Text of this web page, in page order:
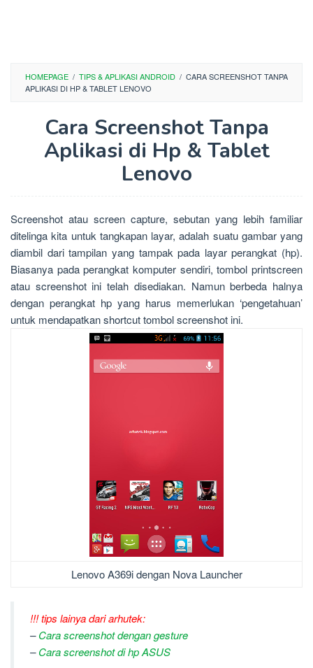
HOMEPAGE / TIPS & APLIKASI ANDROID / CARA SCREENSHOT TANPA
APLIKASI DI HP & TABLET LENOVO
Cara Screenshot Tanpa
Aplikasi di Hp & Tablet
Lenovo
Screenshot atau screen capture, sebutan yang lebih familiar
ditelinga kita untuk tangkapan layar, adalah suatu gambar yang
diambil dari tampilan yang tampak pada layar perangkat (hp).
Biasanya pada perangkat komputer sendiri, tombol printscreen
atau screenshot ini telah disediakan. Namun berbeda halnya
dengan perangkat hp yang harus memerlukan ‘pengetahuan’
untuk mendapatkan shortcut tombol screenshot ini.
Lenovo A369i dengan Nova Launcher
!!! tips lainya dari arhutek:
–Cara screenshot dengan gesture
–Cara screenshot di hp ASUS